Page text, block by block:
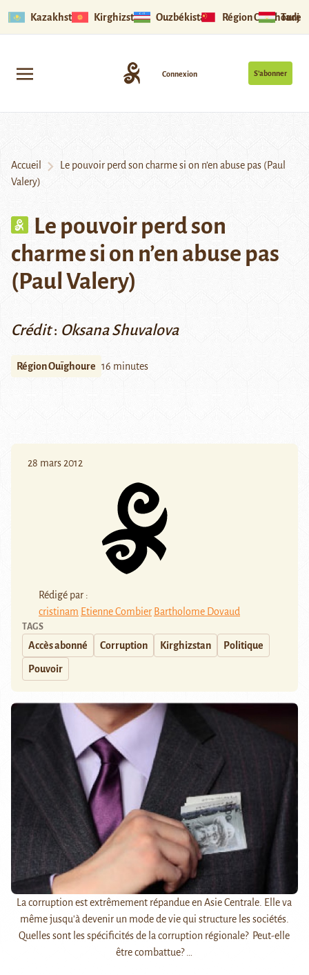
Kazakhstan Kirghizstan Ouzbékistan Région Ouïghoure
S’abonner
Connexion
Accueil
Le pouvoir perd son charme si on n’en abuse pas (Paul
Valery)
Le pouvoir perd son
charme si on n’en abuse pas
(Paul Valery)
Crédit: Oksana Shuvalova
Région Ouïghoure 16 minutes
28 mars 2012
Rédigé par :
cristinam Etienne Combier Bartholome Dovaud
TAGS
Accès abonné Corruption Kirghizstan Politique
Pouvoir
La corruption est extrêmement répandue en Asie Centrale. Elle va
même jusqu'à devenir un mode de vie qui structure les sociétés.
Quelles sont les spécificités de la corruption régionale? Peut-elle
être combattue? …